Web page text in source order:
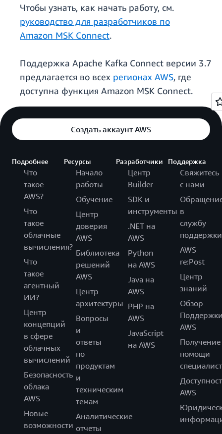
Чтобы узнать, как начать работу, см.
руководство для разработчиков по
Amazon MSK Connect.
Поддержка Apache Kafka Connect версии 3.7
предлагается во всех регионах AWS, где
доступна функция Amazon MSK Connect.
Создать аккаунт AWS
Подробнее
Что
такое
AWS?
Что
такое
облачные
вычисления?
Что
такое
агентный
ИИ?
Центр
концепций
в сфере
облачных
вычислений
Безопасность
облака
AWS
Новые
возможности
Ресурсы
Начало
работы
Обучение
Центр
доверия
AWS
Библиотека
решений
AWS
Центр
архитектуры
Вопросы
и
ответы
по
продуктам
и
техническим
темам
Аналитические
отчеты
Разработчики
Центр
Builder
SDK и
инструменты
.NET на
AWS
Python
на AWS
Java на
AWS
PHP на
AWS
JavaScript
на AWS
Поддержка
Свяжитесь
с нами
в
службу
поддержки
AWS
re:Post
Центр
знаний
Обзор
AWS
Получение
помощи
AWS